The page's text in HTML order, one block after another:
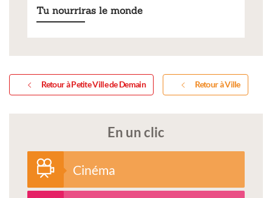
Tu nourriras le monde
Retour à Petite Ville de Demain Retour à Ville
En un clic
Cinéma